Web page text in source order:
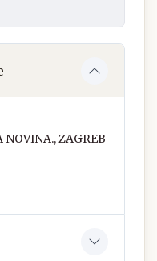
NOVINA., ZAGREB